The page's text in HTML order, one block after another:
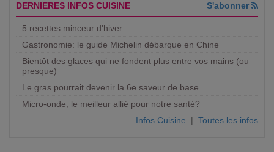
DERNIERES INFOS CUISINE S'abonner
5 recettes minceur d'hiver
Gastronomie: le guide Michelin débarque en Chine
Bientôt des glaces qui ne fondent plus entre vos mains (ou
presque)
Le gras pourrait devenir la 6e saveur de base
Micro-onde, le meilleur allié pour notre santé?
Infos Cuisine | Toutes les infos